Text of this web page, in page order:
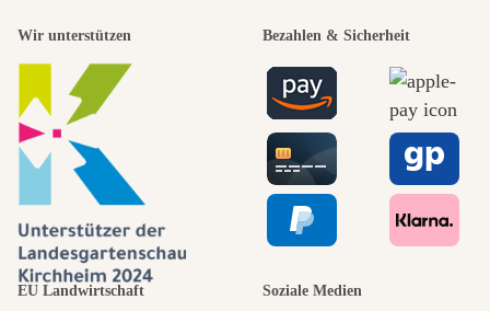
Wir unterstützen Bezahlen & Sicherheit
EU Landwirtschaft Soziale Medien